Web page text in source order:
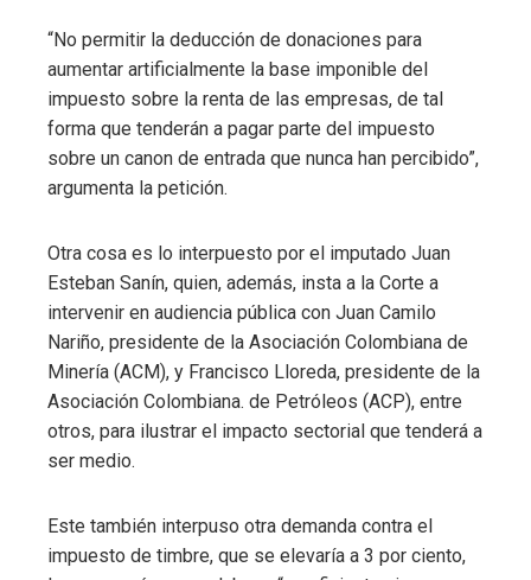
“No permitir la deducción de donaciones para
aumentar artificialmente la base imponible del
impuesto sobre la renta de las empresas, de tal
forma que tenderán a pagar parte del impuesto
sobre un canon de entrada que nunca han percibido”,
argumenta la petición.
Otra cosa es lo interpuesto por el imputado Juan
Esteban Sanín, quien, además, insta a la Corte a
intervenir en audiencia pública con Juan Camilo
Nariño, presidente de la Asociación Colombiana de
Minería (ACM), y Francisco Lloreda, presidente de la
Asociación Colombiana. de Petróleos (ACP), entre
otros, para ilustrar el impacto sectorial que tenderá a
ser medio.
Este también interpuso otra demanda contra el
impuesto de timbre, que se elevaría a 3 por ciento,